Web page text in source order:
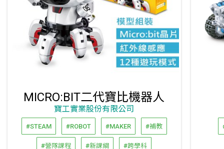
MICRO:BIT二代寶比機器人
寶工實業股份有限公司
#STEAM #ROBOT #MAKER #補教
#營隊課程 #新課綱 #跨學科